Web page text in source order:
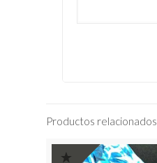
Productos relacionados